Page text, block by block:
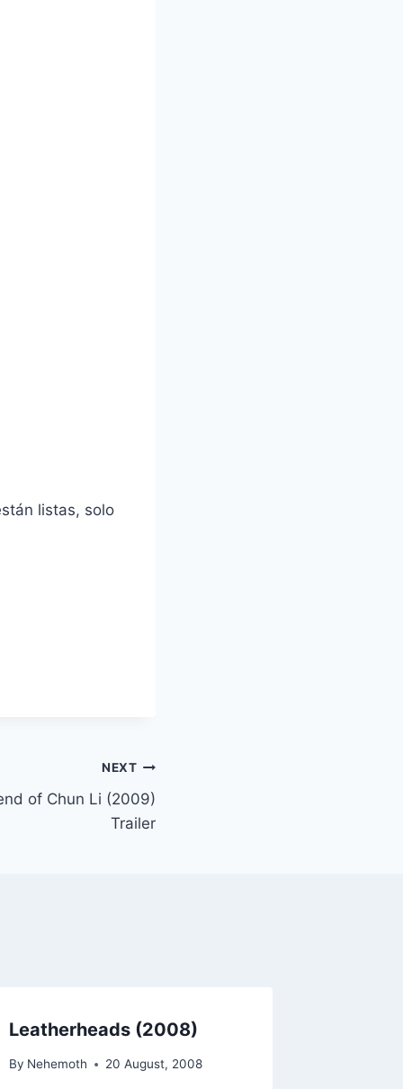
listas, solo
NEXT
of Chun Li (2009)
Trailer
Leatherheads (2008)
By Nehemoth 20 August, 2008